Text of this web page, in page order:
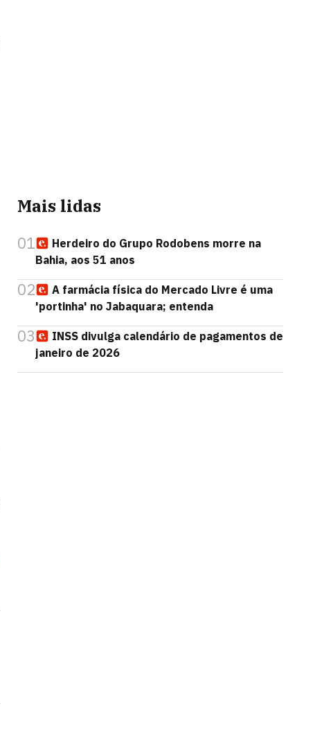
Mais lidas
01
Herdeiro do Grupo Rodobens morre na
Bahia, aos 51 anos
02
A farmácia física do Mercado Livre é uma
'portinha' no Jabaquara; entenda
03
INSS divulga calendário de pagamentos de
janeiro de 2026